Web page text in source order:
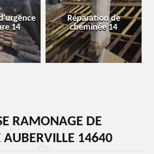
14
Réparation de
cheminée 14
RAMONAGE DE
AUBERVILLE 14640